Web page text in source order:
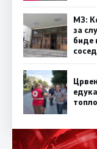
МЗ:
за
биде